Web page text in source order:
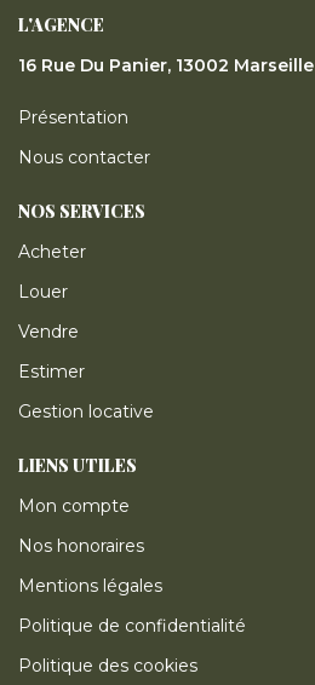
L'AGENCE
16 Rue Du Panier, 13002 Marseille
Présentation
Nous contacter
NOS SERVICES
Acheter
Louer
Vendre
Estimer
Gestion locative
LIENS UTILES
Mon compte
Nos honoraires
Mentions légales
Politique de confidentialité
Politique des cookies